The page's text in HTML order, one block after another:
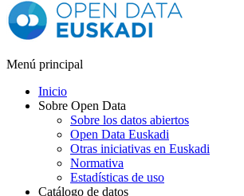
Menú principal
Inicio
Sobre Open Data
Sobre los datos abiertos
Open Data Euskadi
Otras iniciativas en Euskadi
Normativa
Estadísticas de uso
Catálogo de datos